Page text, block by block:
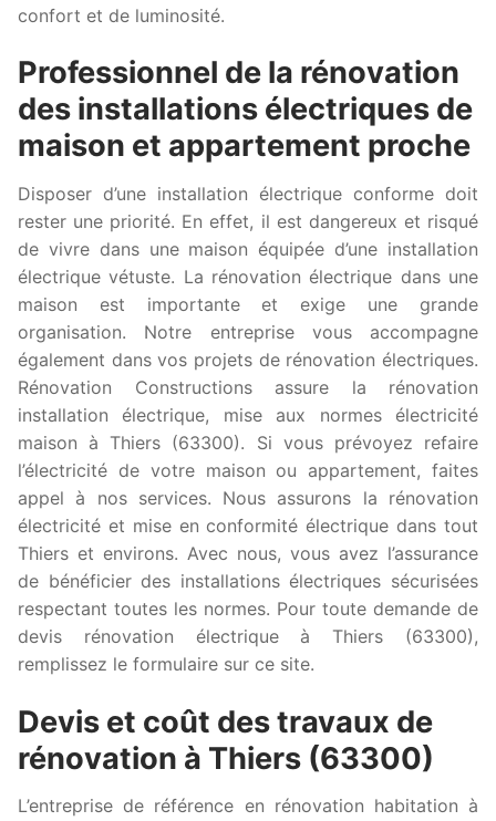
confort et de luminosité.
Professionnel de la rénovation
des installations électriques de
maison et appartement proche
Disposer d’une installation électrique conforme doit
rester une priorité. En effet, il est dangereux et risqué
de vivre dans une maison équipée d’une installation
électrique vétuste. La rénovation électrique dans une
maison est importante et exige une grande
organisation. Notre entreprise vous accompagne
également dans vos projets de rénovation électriques.
Rénovation Constructions assure la rénovation
installation électrique, mise aux normes électricité
maison à Thiers (63300). Si vous prévoyez refaire
l’électricité de votre maison ou appartement, faites
appel à nos services. Nous assurons la rénovation
électricité et mise en conformité électrique dans tout
Thiers et environs. Avec nous, vous avez l’assurance
de bénéficier des installations électriques sécurisées
respectant toutes les normes. Pour toute demande de
devis rénovation électrique à Thiers (63300),
remplissez le formulaire sur ce site.
Devis et coût des travaux de
rénovation à Thiers (63300)
L’entreprise de référence en rénovation habitation à